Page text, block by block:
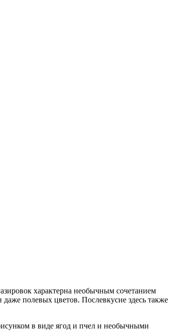
характерна необычным сочетанием
полевых цветов. Послевкусие здесь также
в виде ягод и пчел и необычными